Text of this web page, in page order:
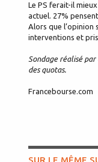
Le PS ferait-il
actuel. 27%
Alors que l’opinion
interventions et
Sondage réalisé
des quotas.
Francebourse.com